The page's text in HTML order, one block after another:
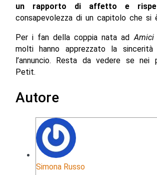
un rapporto di affetto e
consapevolezza di un capitolo che si
Per i fan della coppia nata ad Amici
molti hanno apprezzato la
l’annuncio. Resta da vedere se nei
Petit.
Autore
Simona Russo